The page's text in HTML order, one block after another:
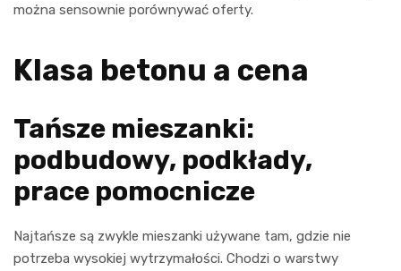
można sensownie porównywać oferty.
Klasa betonu a cena
Tańsze mieszanki:
podbudowy, podkłady,
prace pomocnicze
Najtańsze są zwykle mieszanki używane tam, gdzie nie
potrzeba wysokiej wytrzymałości. Chodzi o warstwy